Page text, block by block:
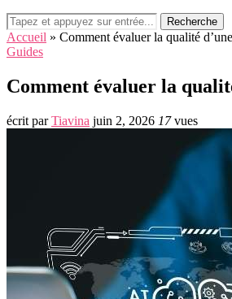
Recherche
Accueil » Comment évaluer la qualité
Guides
Comment évaluer la
écrit parTiavina juin 2, 2026 17vues